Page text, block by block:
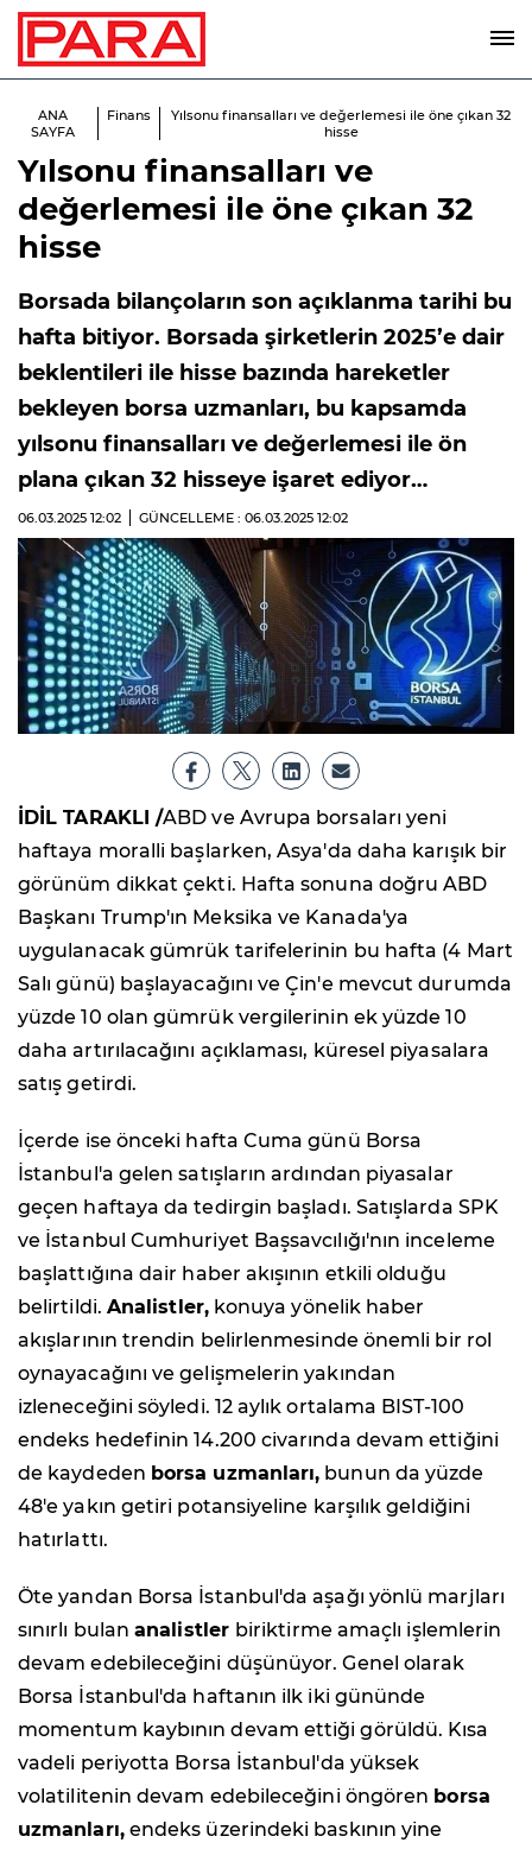
ANA
SAYFA
Finans
Yılsonu finansalları ve değerlemesi ile öne çıkan 32
hisse
Yılsonu finansalları ve
değerlemesi ile öne çıkan 32
hisse
Borsada bilançoların son açıklanma tarihi bu
hafta bitiyor. Borsada şirketlerin 2025’e dair
beklentileri ile hisse bazında hareketler
bekleyen borsa uzmanları, bu kapsamda
yılsonu finansalları ve değerlemesi ile ön
plana çıkan 32 hisseye işaret ediyor…
06.03.2025 12:02 GÜNCELLEME : 06.03.2025 12:02
İDİL TARAKLI /ABD ve Avrupa borsaları yeni
haftaya moralli başlarken, Asya'da daha karışık bir
görünüm dikkat çekti. Hafta sonuna doğru ABD
Başkanı Trump'ın Meksika ve Kanada'ya
uygulanacak gümrük tarifelerinin bu hafta (4 Mart
Salı günü) başlayacağını ve Çin'e mevcut durumda
yüzde 10 olan gümrük vergilerinin ek yüzde 10
daha artırılacağını açıklaması, küresel piyasalara
satış getirdi.
İçerde ise önceki hafta Cuma günü Borsa
İstanbul'a gelen satışların ardından piyasalar
geçen haftaya da tedirgin başladı. Satışlarda SPK
ve İstanbul Cumhuriyet Başsavcılığı'nın inceleme
başlattığına dair haber akışının etkili olduğu
belirtildi. Analistler,konuya yönelik haber
akışlarının trendin belirlenmesinde önemli bir rol
oynayacağını ve gelişmelerin yakından
izleneceğini söyledi. 12 aylık ortalama BIST-100
endeks hedefinin 14.200 civarında devam ettiğini
de kaydeden borsa uzmanları, bunun da yüzde
48'e yakın getiri potansiyeline karşılık geldiğini
hatırlattı.
Öte yandan Borsa İstanbul'da aşağı yönlü marjları
sınırlı bulananalistler biriktirme amaçlı işlemlerin
devam edebileceğini düşünüyor. Genel olarak
Borsa İstanbul'da haftanın ilk iki gününde
momentum kaybının devam ettiği görüldü. Kısa
vadeli periyotta Borsa İstanbul'da yüksek
volatilitenin devam edebileceğini öngören borsa
uzmanları,endeks üzerindeki baskının yine